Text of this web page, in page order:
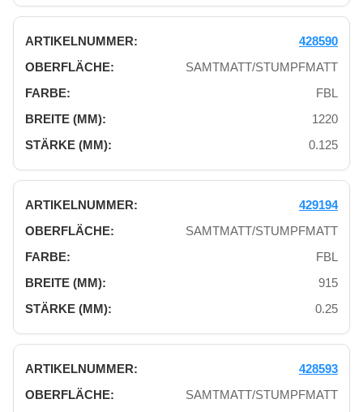
428590
SAMTMATT/STUMPFMATT
FBL
1220
0.125
429194
SAMTMATT/STUMPFMATT
FBL
915
0.25
428593
SAMTMATT/STUMPFMATT